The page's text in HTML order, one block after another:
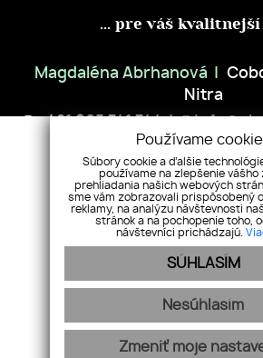
... pre váš
Magdaléna Abrhanová
Nitra
+421 905 741 744
NEHNUTEĽNOSTI PREDAJTE
REFERENCIE
SLUŽBY BLOG
webex.digital-
Používame
Súbory cookie a ďalšie
používame na zlepšenie vášho
prehliadania našich webových
sme vám zobrazovali prispôsobený
reklamy, na analýzu návštevnosti
stránok a na pochopenie toho,
návštevníci prichádzajú.
SÚHLASÍM
Nesúhlasím
Zmeniť moje